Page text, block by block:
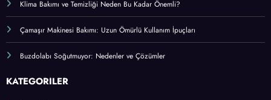
Fırın Isınmıyor: Sebepleri ve Tamir Rehberi
Kombi Arızaları ve Çözüm Yolları: Eksiksiz Rehber